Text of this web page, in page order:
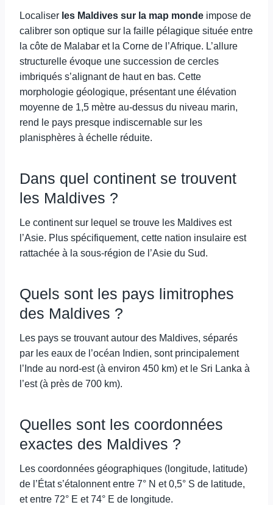
Localiser les Maldives sur la map monde impose de
calibrer son optique sur la faille pélagique située entre
la côte de Malabar et la Corne de l’Afrique. L’allure
structurelle évoque une succession de cercles
imbriqués s’alignant de haut en bas. Cette
morphologie géologique, présentant une élévation
moyenne de 1,5 mètre au-dessus du niveau marin,
rend le pays presque indiscernable sur les
planisphères à échelle réduite.
Dans quel continent se trouvent
les Maldives ?
Le continent sur lequel se trouve les Maldives est
l’Asie. Plus spécifiquement, cette nation insulaire est
rattachée à la sous-région de l’Asie du Sud.
Quels sont les pays limitrophes
des Maldives ?
Les pays se trouvant autour des Maldives, séparés
par les eaux de l’océan Indien, sont principalement
l’Inde au nord-est (à environ 450 km) et le Sri Lanka à
l’est (à près de 700 km).
Quelles sont les coordonnées
exactes des Maldives ?
Les coordonnées géographiques (longitude, latitude)
de l’État s’étalonnent entre 7° N et 0,5° S de latitude,
et entre 72° E et 74° E de longitude.